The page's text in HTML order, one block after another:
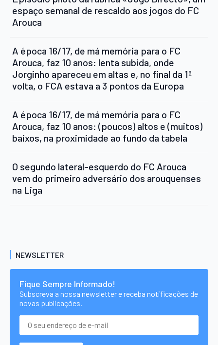
espaço semanal de rescaldo aos jogos do FC
Arouca
A época 16/17, de má memória para o FC
Arouca, faz 10 anos: lenta subida, onde
Jorginho apareceu em altas e, no final da 1ª
volta, o FCA estava a 3 pontos da Europa
A época 16/17, de má memória para o FC
Arouca, faz 10 anos: (poucos) altos e (muitos)
baixos, na proximidade ao fundo da tabela
O segundo lateral-esquerdo do FC Arouca
vem do primeiro adversário dos arouquenses
na Liga
NEWSLETTER
Fique Sempre Informado!
Subscreva a nossa newsletter e receba notificações de
novas publicações.